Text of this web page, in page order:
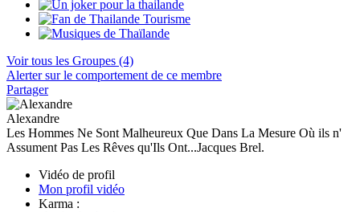
Voir tous les Groupes (4)
Alerter sur le comportement de ce membre
Partager
Alexandre
Les Hommes Ne Sont Malheureux Que Dans La Mesure Où ils n'
Assument Pas Les Rêves qu'Ils Ont...Jacques Brel.
Vidéo de profil
Mon profil vidéo
Karma :